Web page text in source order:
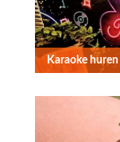
Karaoke huren